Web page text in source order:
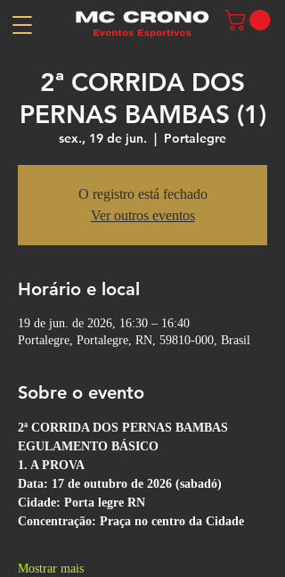
2ª CORRIDA DOS
PERNAS BAMBAS (1)
sex., 19 de jun.
  |
Portalegre
O registro está fechado
Ver outros eventos
Horário e local
19 de jun. de 2026, 16:30 – 16:40
Portalegre, Portalegre, RN, 59810-000, Brasil
Sobre o evento
2ª CORRIDA DOS PERNAS BAMBAS
EGULAMENTO BÁSICO
1. A PROVA
Data: 17 de outubro de 2026 (sabadó)
Cidade: Porta legre RN
Concentração: Praça no centro da Cidade
Mostrar mais